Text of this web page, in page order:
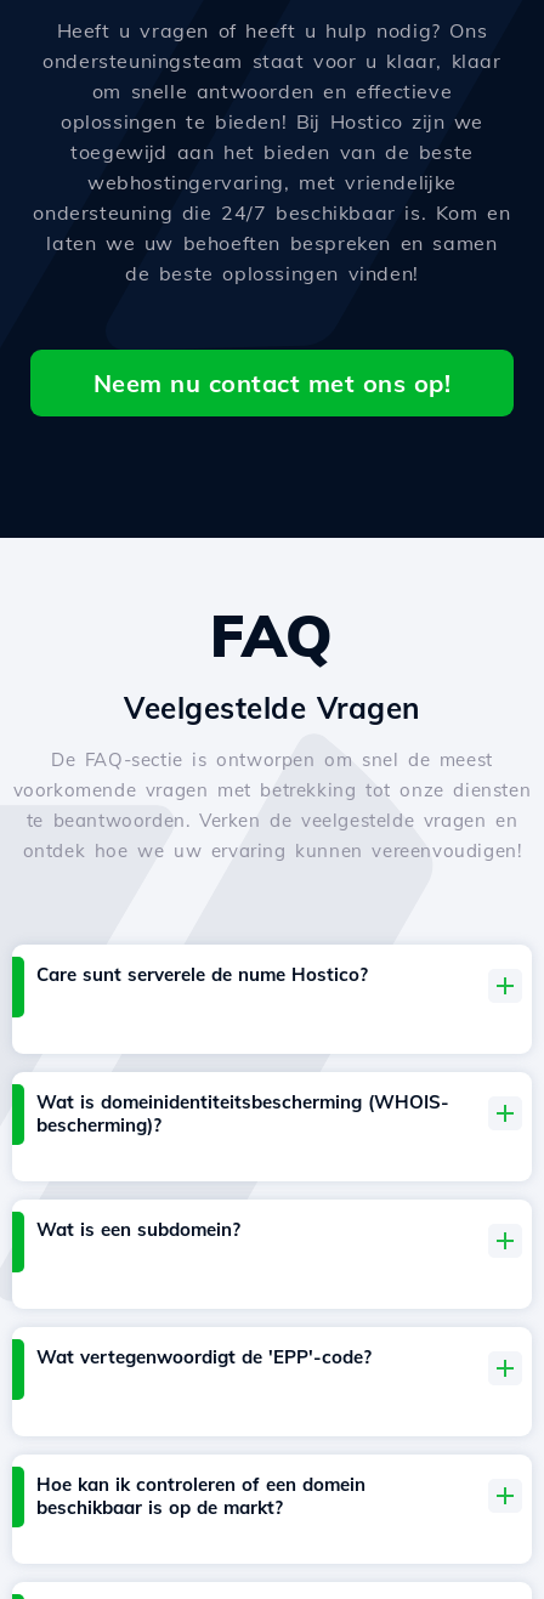
Heeft u vragen of heeft u hulp nodig? Ons
ondersteuningsteam staat voor u klaar, klaar
om snelle antwoorden en effectieve
oplossingen te bieden! Bij Hostico zijn we
toegewijd aan het bieden van de beste
webhostingervaring, met vriendelijke
ondersteuning die 24/7 beschikbaar is. Kom en
laten we uw behoeften bespreken en samen
de beste oplossingen vinden!
Neem nu contact met ons op!
FAQ
Veelgestelde Vragen
De FAQ-sectie is ontworpen om snel de meest
voorkomende vragen met betrekking tot onze diensten
te beantwoorden. Verken de veelgestelde vragen en
ontdek hoe we uw ervaring kunnen vereenvoudigen!
Care sunt serverele de nume Hostico?
Wat is domeinidentiteitsbescherming (WHOIS-
bescherming)?
Wat is een subdomein?
Wat vertegenwoordigt de 'EPP'-code?
Hoe kan ik controleren of een domein
beschikbaar is op de markt?